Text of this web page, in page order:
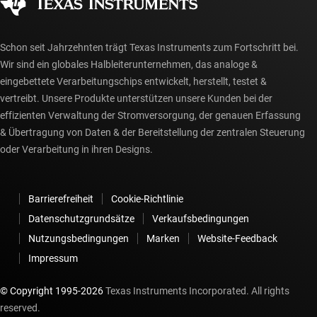
myTI-Konto FAQs
Schon seit Jahrzehnten trägt Texas Instruments zum Fortschritt bei.
Wir sind ein globales Halbleiterunternehmen, das analoge &
eingebettete Verarbeitungschips entwickelt, herstellt, testet &
vertreibt. Unsere Produkte unterstützen unsere Kunden bei der
effizienten Verwaltung der Stromversorgung, der genauen Erfassung
& Übertragung von Daten & der Bereitstellung der zentralen Steuerung
oder Verarbeitung in ihren Designs.
Barrierefreiheit
Cookie-Richtlinie
Datenschutzgrundsätze
Verkaufsbedingungen
Nutzungsbedingungen
Marken
Website-Feedback
Impressum
© Copyright 1995-2026Texas Instruments Incorporated. All rights
reserved.